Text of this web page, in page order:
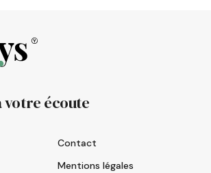
votre écoute
Contact
Mentions légales